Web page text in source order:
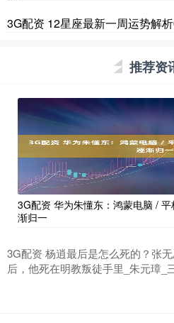
3G配资 12星座最新一周运势解
推荐资
3G配资 华为朱懂东：鸿蒙电脑 /
渐归一
3G配资 杨逍最后是怎么死的？张
后，他死在明教叛徒手里_朱元璋_